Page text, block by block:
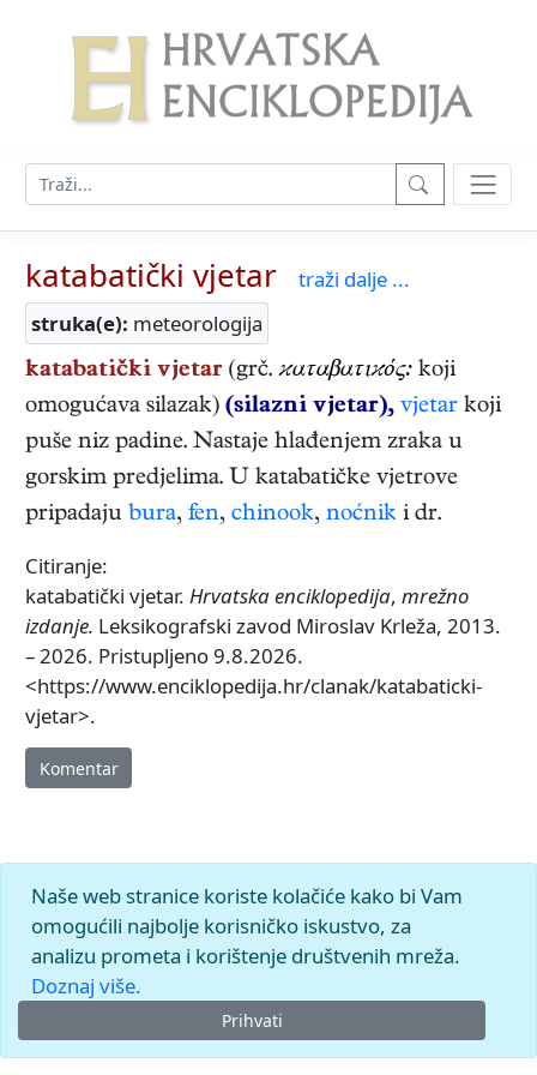
katabatički vjetar
traži dalje ...
struka(e): meteorologija
katabatički vjetar (grč. ϰαταβατιϰός: koji
omogućava silazak) (silazni vjetar), vjetar koji
puše niz padine. Nastaje hlađenjem zraka u
gorskim predjelima. U katabatičke vjetrove
pripadaju bura, fen, chinook, noćnik i dr.
Citiranje:
katabatički vjetar. Hrvatska enciklopedija, mrežno
izdanje. Leksikografski zavod Miroslav Krleža, 2013.
– 2026. Pristupljeno 9.8.2026.
<https://www.enciklopedija.hr/clanak/katabaticki-
vjetar>.
Komentar
Naše web stranice koriste kolačiće kako bi Vam
omogućili najbolje korisničko iskustvo, za
analizu prometa i korištenje društvenih mreža.
Doznaj više.
Prihvati
© 2026.Leksikografski zavodMiroslav Krleža